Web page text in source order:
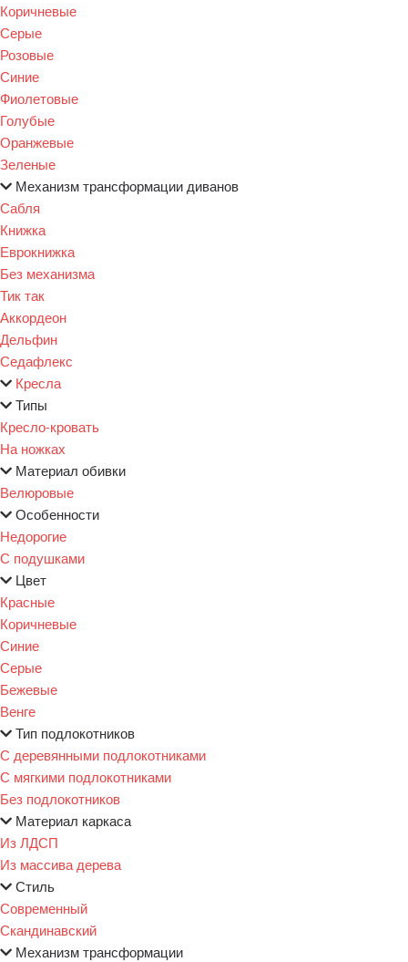
Коричневые
Серые
Розовые
Синие
Фиолетовые
Голубые
Оранжевые
Зеленые
Механизм трансформации диванов
Сабля
Книжка
Еврокнижка
Без механизма
Тик так
Аккордеон
Дельфин
Седафлекс
Кресла
Типы
Кресло-кровать
На ножках
Материал обивки
Велюровые
Особенности
Недорогие
С подушками
Цвет
Красные
Коричневые
Синие
Серые
Бежевые
Венге
Тип подлокотников
С деревянными подлокотниками
С мягкими подлокотниками
Без подлокотников
Материал каркаса
Из ЛДСП
Из массива дерева
Стиль
Современный
Скандинавский
Механизм трансформации